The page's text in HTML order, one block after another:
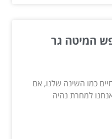
המיטה גר
כמו השינה שלנו, אם
למחרת נהיה